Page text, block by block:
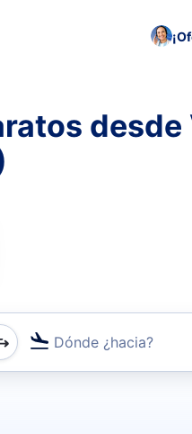
desde
Dónde ¿hacia?
o por vuelos directos